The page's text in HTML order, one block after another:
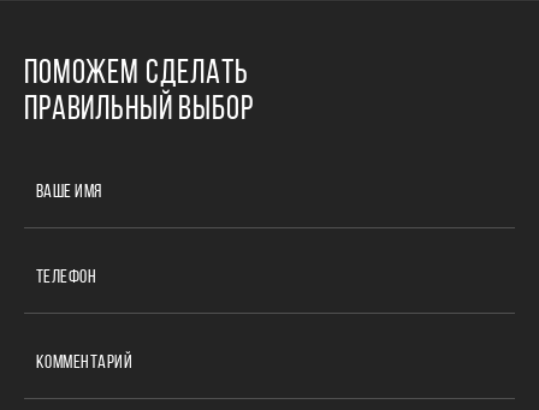
ПОМОЖЕМ СДЕЛАТЬ
ПРАВИЛЬНЫЙ ВЫБОР
ВАШЕ ИМЯ
ТЕЛЕФОН
КОММЕНТАРИЙ